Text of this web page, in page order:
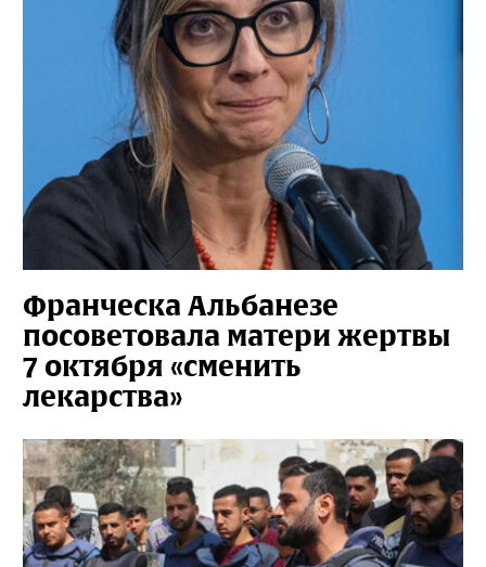
Франческа Альбанезе
посоветовала матери жертвы
7 октября «сменить
лекарства»